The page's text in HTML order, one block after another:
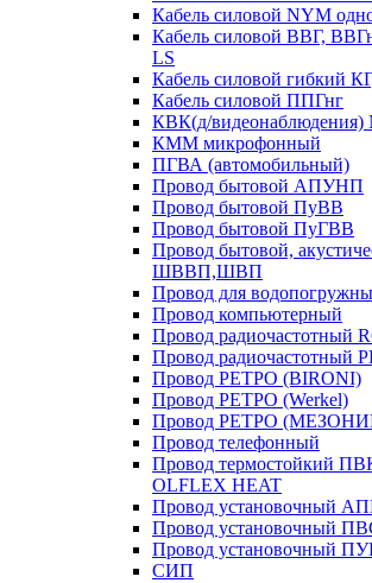
Кабель силовой NYM
Кабель силовой ВВГ,
LS
Кабель силовой
Кабель силовой ППГнг
КВК(д/видеонаблюдения)
КММ микрофонный
ПГВА (автомобильный)
Провод бытовой АПУНП
Провод бытовой ПуВВ
Провод бытовой ПуГВВ
Провод бытовой,
ШВВП,ШВП
Провод для
Провод компьютерный
Провод радиочастотный
Провод радиочастотный
Провод РЕТРО (BIRONI)
Провод РЕТРО (Werkel)
Провод РЕТРО
Провод телефонный
Провод термостойкий
OLFLEX HEAT
Провод установочный
Провод установочный
Провод установочный
СИП